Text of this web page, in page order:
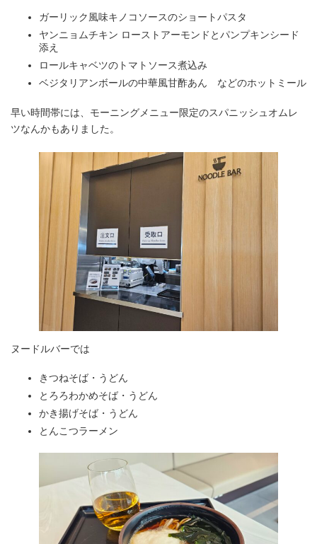
ガーリック風味キノコソースのショートパスタ
ヤンニョムチキン ローストアーモンドとパンプキンシード
添え
ロールキャベツのトマトソース煮込み
ベジタリアンボールの中華風甘酢あん などのホットミール
早い時間帯には、モーニングメニュー限定のスパニッシュオムレ
ツなんかもありました。
ヌードルバーでは
きつねそば・うどん
とろろわかめそば・うどん
かき揚げそば・うどん
とんこつラーメン